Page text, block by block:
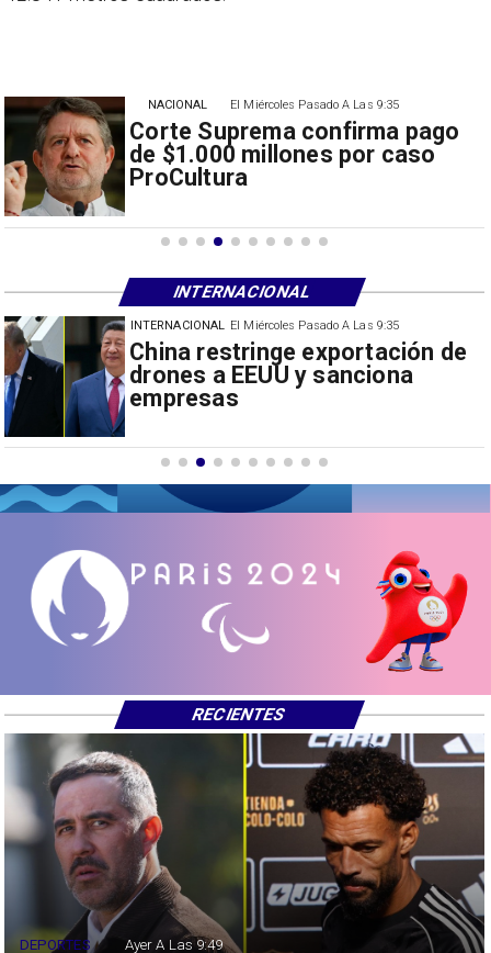
El Miércoles Pasado A Las 9:35
Papa León XIV anuncia gira por
Sudamérica
INTERNACIONAL
El Miércoles Pasado A Las 9:35
Corte Suprema confirma pago
de $1.000 millones por caso
ProCultura
NACIONAL
INTERNACIONAL
DEPORTES Ayer A Las 9:49
RECIENTES